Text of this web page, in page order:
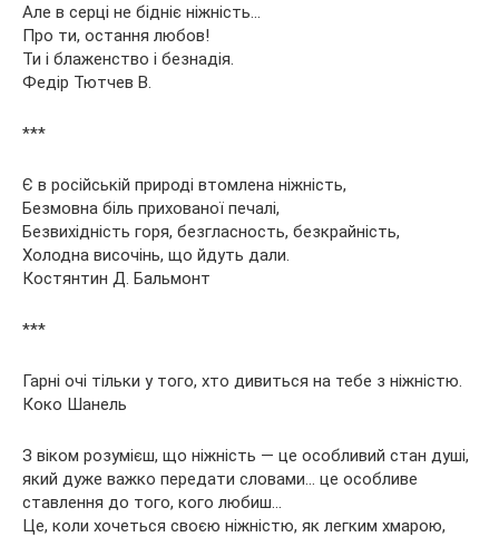
Але в серці не бідніє ніжність…
Про ти, остання любов!
Ти і блаженство і безнадія.
Федір Тютчев В.
***
Є в російській природі втомлена ніжність,
Безмовна біль прихованої печалі,
Безвихідність горя, безгласность, безкрайність,
Холодна височінь, що йдуть дали.
Костянтин Д. Бальмонт
***
Гарні очі тільки у того, хто дивиться на тебе з ніжністю.
Коко Шанель
З віком розумієш, що ніжність — це особливий стан душі,
який дуже важко передати словами… це особливе
ставлення до того, кого любиш…
Це, коли хочеться своєю ніжністю, як легким хмарою,